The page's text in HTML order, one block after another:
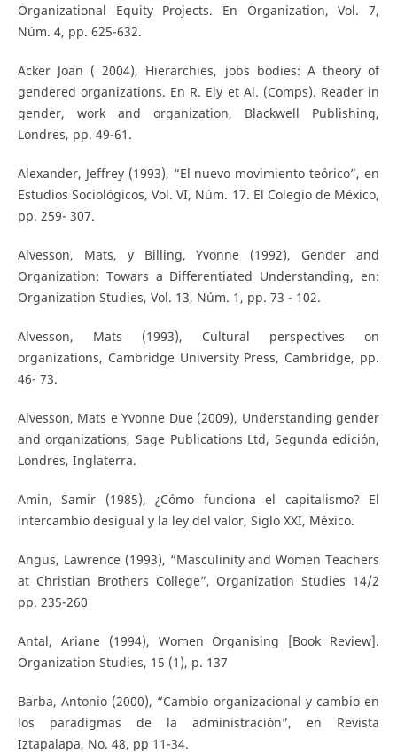
Organizational Equity Projects. En Organization, Vol. 7,
Núm. 4, pp. 625-632.
Acker Joan ( 2004), Hierarchies, jobs bodies: A theory of
gendered organizations. En R. Ely et Al. (Comps). Reader in
gender, work and organization, Blackwell Publishing,
Londres, pp. 49-61.
Alexander, Jeffrey (1993), “El nuevo movimiento teórico”, en
Estudios Sociológicos, Vol. VI, Núm. 17. El Colegio de México,
pp. 259- 307.
Alvesson, Mats, y Billing, Yvonne (1992), Gender and
Organization: Towars a Differentiated Understanding, en:
Organization Studies, Vol. 13, Núm. 1, pp. 73 - 102.
Alvesson, Mats (1993), Cultural perspectives on
organizations, Cambridge University Press, Cambridge, pp.
46- 73.
Alvesson, Mats e Yvonne Due (2009), Understanding gender
and organizations, Sage Publications Ltd, Segunda edición,
Londres, Inglaterra.
Amin, Samir (1985), ¿Cómo funciona el capitalismo? El
intercambio desigual y la ley del valor, Siglo XXI, México.
Angus, Lawrence (1993), “Masculinity and Women Teachers
at Christian Brothers College”, Organization Studies 14/2
pp. 235-260
Antal, Ariane (1994), Women Organising [Book Review].
Organization Studies, 15 (1), p. 137
Barba, Antonio (2000), “Cambio organizacional y cambio en
los paradigmas de la administración”, en Revista
Iztapalapa, No. 48, pp 11-34.